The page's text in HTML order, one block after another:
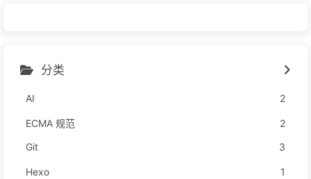
分类
AI 2
ECMA 规范
2
Git
3
Hexo
1